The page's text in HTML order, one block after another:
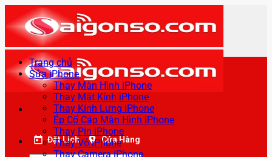
qua
nội
dung
Đặt Lịch Cửa Hàng
Trang chủ
Sửa iPhone
Thay Màn Hình iPhone
Thay Mặt Kính iPhone
Thay Kính Lưng iPhone
Ép Cổ Cáp Màn Hình iPhone
Thay Pin iPhone
Thay Vỏ iPhone
Thay Camera iPhone